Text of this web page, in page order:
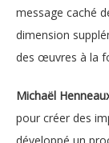
message caché
dimension
des œuvres à la
Michaël
pour créer des